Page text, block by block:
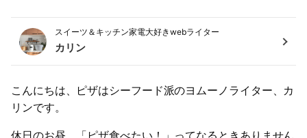
スイーツ＆キッチン家電大好きwebライター
カリン
こんにちは、ピザはシーフード派のヨムーノライター、カ
リンです。
休日のお昼、「ピザ食べたい！」ってなるときありません